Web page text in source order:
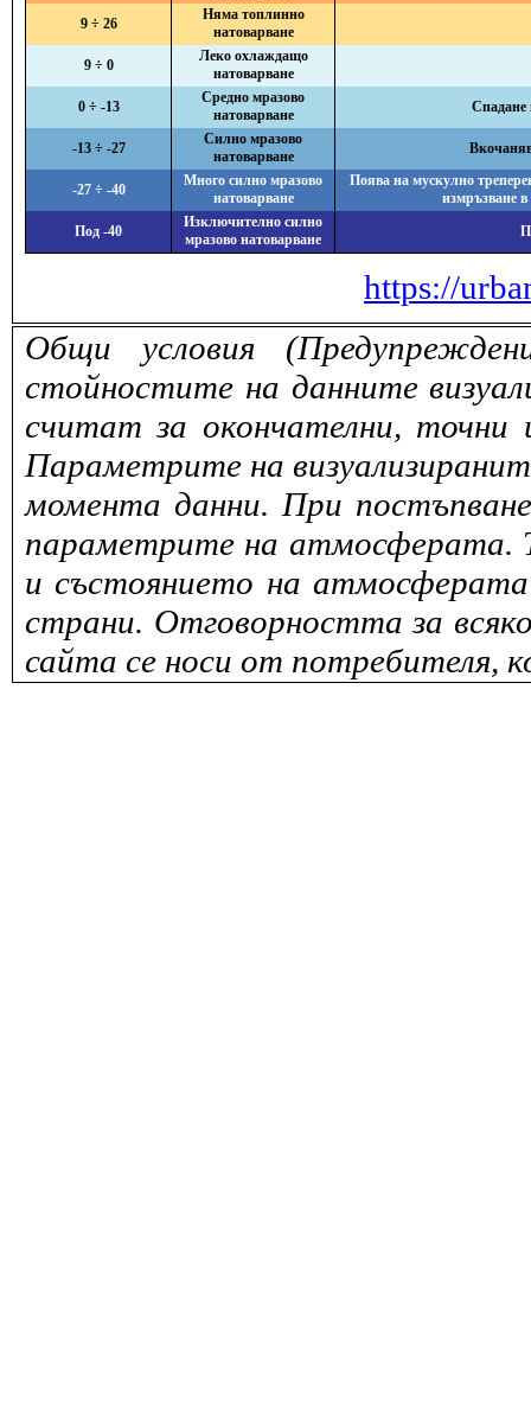
9 ÷ 26
Няма топлинно
натоварване
9 ÷ 0
Леко охлаждащо
натоварване
0 ÷ -13
Средно мразово
натоварване
Спадане
-13 ÷ -27
Силно мразово
натоварване
-27 ÷ -40
Много силно мразово
натоварване
Поява на мускулно
измръзване
Под -40
Изключително силно
мразово натоварване
https://
Общи условия
стойностите на данните
считат за окончателни,
Параметрите на
момента данни. При
параметрите на атмосферата.
и състоянието на
страни. Отговорността за
сайта се носи от потребителя,